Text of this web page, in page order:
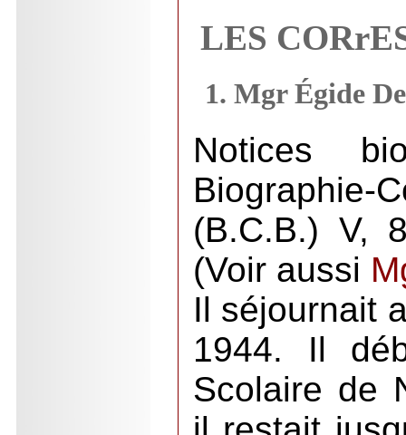
LES
1. Mgr Égide
Notices
(B.C.B.) V,
(Voir aussi
Il séjournait
1944. Il
Scolaire de